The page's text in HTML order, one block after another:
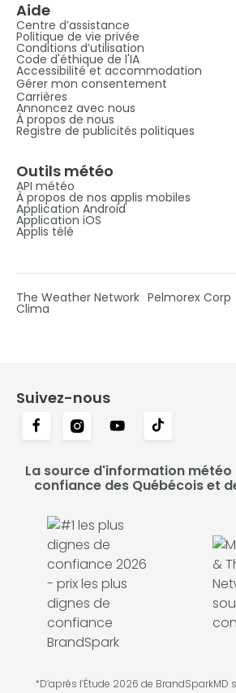
Aide
Centre d’assistance
Politique de vie privée
Conditions d’utilisation
Code d'éthique de l'IA
Accessibilité et accommodation
Gérer mon consentement
Carrières
Annoncez avec nous
À propos de nous
Registre de publicités politiques
Outils météo
API météo
À propos de nos applis mobiles
Application Android
Application iOS
Applis télé
The Weather Network Pelmorex Corp
Clima
Suivez-nous
La source d'information météo
confiance des Québécois et
*D’après l’Étude 2026 de